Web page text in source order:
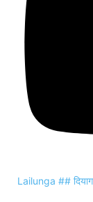
Lailunga ##